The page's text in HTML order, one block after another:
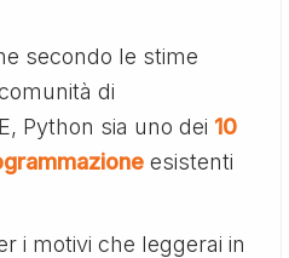
secondo le stime
di
Python sia uno dei 10
esistenti
i motivi che leggerai in